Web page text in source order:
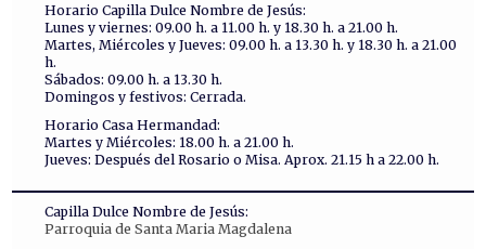
Horario Capilla Dulce Nombre de Jesús:
Lunes y viernes: 09.00 h. a 11.00 h. y 18.30 h. a 21.00 h.
Martes, Miércoles y Jueves: 09.00 h. a 13.30 h. y 18.30 h. a 21.00
h.
Sábados: 09.00 h. a 13.30 h.
Domingos y festivos: Cerrada.
Horario Casa Hermandad:
Martes y Miércoles: 18.00 h. a 21.00 h.
Jueves: Después del Rosario o Misa. Aprox. 21.15 h a 22.00 h.
Capilla Dulce Nombre de Jesús:
Parroquia de Santa Maria Magdalena